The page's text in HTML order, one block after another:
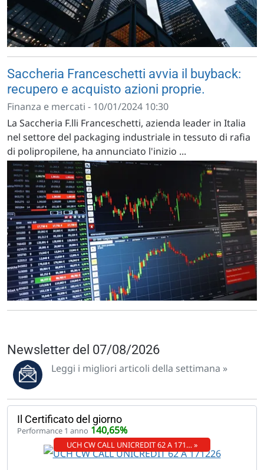
Saccheria Franceschetti avvia il buyback:
recupero e acquisto azioni proprie.
Finanza e mercati - 10/01/2024 10:30
La Saccheria F.lli Franceschetti, azienda leader in Italia
nel settore del packaging industriale in tessuto di rafia
di polipropilene, ha annunciato l'inizio ...
Newsletter del 07/08/2026
Leggi i migliori articoli della settimana »
Il Certificato del giorno
Performance 1 anno 140,65%
UCH CW CALL UNICREDIT 62 A 171… »